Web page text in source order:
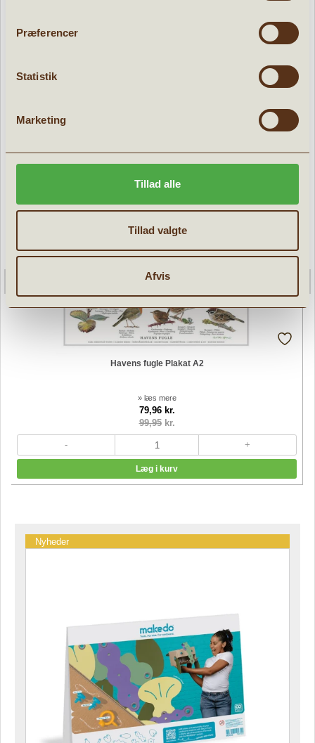
Præferencer
Statistik
Marketing
Tillad alle
Tillad valgte
Afvis
Havens fugle Plakat A2
» læs mere
79,96 kr.
99,95kr.
Tilbud
Nyheder